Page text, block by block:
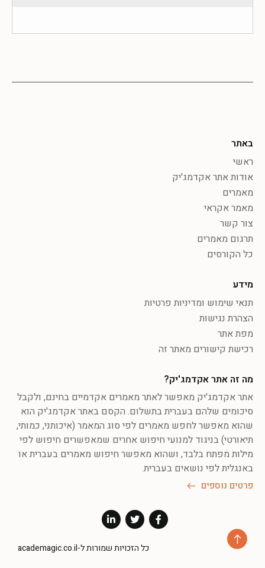
באתר
ראשי
אודות אתר אקדמג'יק
מאמרים
מאמר אקראי
צור קשר
תרגום מאמרים
כל הקורסים
מידע
תנאי שימוש ומדיניות פרטיות
הצהרת נגישות
מפת אתר
רכישת קישורים מאתר זה
מה זה אתר אקדמג'יק?
אתר אקדמג'יק מאפשר לאתר מאמרים אקדמיים בחינם, ולקבל
סיכומים שלהם בעברית בתשלום. הקסם באתר אקדמג'יק הוא
שהוא מאפשר לחפש מאמרים לפי סוג המאמר (איכותני, כמותי,
תיאורטי) בניגוד למנועי חיפוש אחרים שמאפשרים חיפוש לפי
מילות מפתח בלבד, ושהוא מאפשר חיפוש מאמרים בעברית או
באנגלית לפי נושאים בעברית.
פרטים נוספים
כל הזכויות שמורות ל-academagic.co.il